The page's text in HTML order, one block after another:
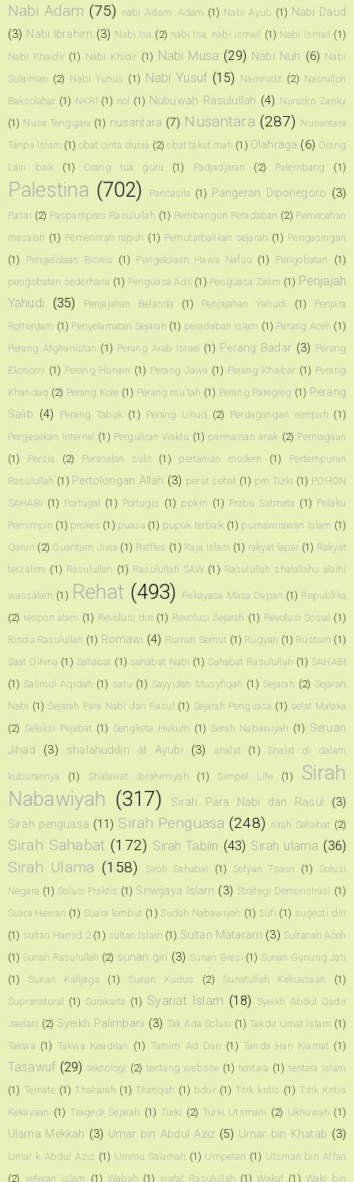
Nabi Adam (75) nabi Adam. Adam (1) Nabi Ayub (1) Nabi Daud
(3) Nabi Ibrahim (3) Nabi Isa (2) nabi Isa. nabi ismail (1) Nabi Ismail (1)
Nabi Khaidir (1) Nabi Khidir (1) Nabi Musa (29) Nabi Nuh (6) Nabi
Sulaiman (2) Nabi Yunus (1) Nabi Yusuf (15) Namrudz (2) Nasrulloh
Baksolahar (1) NKRI (1) nol (1) Nubuwah Rasulullah (4) Nurudin Zanky
(1) Nusa Tenggara (1) nusantara (7) Nusantara (287) Nusantara
Tanpa Islam (1) obat cinta dunia (2) obat takut mati (1) Olahraga (6) Orang
Lain baik
(1) Orang tua guru (1) Padjadjaran (2) Palembang (1)
Palestina (702) Pancasila (1) Pangeran Diponegoro (3)
Pasai (2) Paspampres Rasulullah (1) Pembangun Peradaban (2) Pemecahan
masalah (1) Pemerintah rapuh (1) Pemutarbalikan sejarah (1) Pengasingan
(1)
Pengelolaan Bisnis (1) Pengelolaan Hawa Nafsu (1) Pengobatan
(1)
pengobatan sederhana (1) Penguasa Adil (1) Penguasa Zalim (1) Penjajah
Yahudi
(35) Penjajahan Belanda (1) Penjajahan Yahudi (1)
Penjara
Rotterdam (1) Penyelamatan Sejarah (1) peradaban Islam (1) Perang Aceh (1)
Perang Afghanistan (1) Perang Arab Israel (1) Perang Badar (3) Perang
Ekonomi (1) Perang Hunain (1) Perang Jawa (1) Perang Khaibar (1) Perang
Khandaq (2) Perang Kore (1) Perang mu'tah (1) Perang Paregreg (1) Perang
Salib (4) Perang Tabuk (1) Perang Uhud (2) Perdagangan rempah (1)
Pergesekan Internal (1) Perguliran Waktu (1) permainan anak (2) Perniagaan
(1)
Persia (2) Persoalan sulit (1) pertanian modern (1)
Pertempuran
Rasulullah (1) Pertolongan Allah (3) perut sehat (1) pm Turki (1) POHON
SAHABI (1) Portugal (1) Portugis (1) ppkm (1) Prabu Satmata (1) Prilaku
Pemimpin (1) prokes (1) puasa (1) pupuk terbaik (1) purnawirawan Islam (1)
Qarun (2) Quantum Jiwa (1) Raffles (1) Raja Islam (1) rakyat lapar (1) Rakyat
terzalimi (1) Rasulullah (1) Rasulullah SAW (1) Rasulullah shalallahu alaihi
wassalam (1) Rehat (493) Rekayasa Masa Depan (1) Republika
(2) respon alam (1) Revolusi diri (1) Revolusi Sejarah (1) Revolusi Sosial (1)
Rindu Rasulullah (1) Romawi (4) Rumah Semut (1) Ruqyah (1) Rustum (1)
Saat Dihina (1) Sahabat (1) sahabat Nabi (1) Sahabat Rasulullah (1) SAHABI
(1) Salimul Aqidah (1) satu (1) Sayyidah Musyfiqah (1) Sejarah (2) Sejarah
Nabi (1) Sejarah Para Nabi dan Rasul (1) Sejarah Penguasa (1) selat Malaka
(2) Seleksi Pejabat (1) Sengketa Hukum (1) Serah Nabawiyah (1) Seruan
Jihad
(3) shalahuddin al Ayubi (3) shalat (1) Shalat di dalam
kuburannya (1) Shalawat Ibrahimiyah (1) Simpel Life (1)
Sirah
Nabawiyah (317) Sirah Para Nabi dan Rasul
(3)
Sirah penguasa (11) Sirah Penguasa (248) sirah Sahabat (2)
Sirah Sahabat (172) Sirah Tabiin (43) Sirah ulama (36)
Sirah Ulama (158) Siroh Sahabat (1) Sofyan Tsauri (1)
Solusi
Negara (1) Solusi Praktis (1) Sriwijaya Islam (3) Strategi Demonstrasi (1)
Suara Hewan (1) Suara lembut (1) Sudah Nabawiyah (1) Sufi (1) sugesti diri
(1) sultan Hamid 2 (1) sultan Islam (1) Sultan Mataram (3) Sultanah Aceh
(1) Sunah Rasulullah (2) sunan giri (3) Sunan Gresi (1) Sunan Gunung Jati
(1)
Sunan Kalijaga (1) Sunan Kudus (2) Sunatullah Kekuasaan
(1)
Supranatural
(1) Surakarta (1) Syariat Islam (18) Syeikh Abdul Qadir
Jaelani (2) Syeikh Palimbani (3) Tak Ada Solusi (1) Takdir Umat Islam (1)
Takwa (1) Takwa Keadilan (1) Tamim Ad Dari (1) Tanda Hari Kiamat (1)
Tasawuf (29) teknologi (2) tentang website (1) tentara (1) tentara Islam
(1) Ternate (1) Thaharah (1) Thariqah (1) tidur (1) Titik kritis (1) Titik Kritis
Kekayaan (1) Tragedi Sejarah (1) Turki (2) Turki Utsmani (2) Ukhuwah (1)
Ulama Mekkah (3) Umar bin Abdul Aziz (5) Umar bin Khatab (3)
Umar k Abdul Aziz (1) Ummu Salamah (1) Umpetan (1) Utsman bin Affan
(2) veteran islam (1) Wabah (1) wafat Rasulullah (1) Wakaf (1) Waki bin